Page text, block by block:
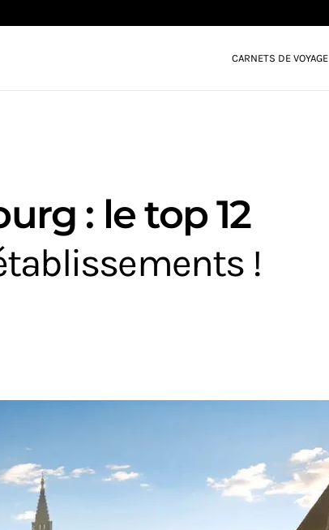
CARNETS DE VOYAGE
: le top 12
!